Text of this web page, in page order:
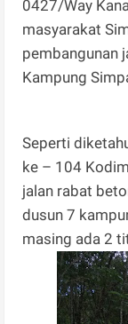
0427/Way
masyarakat
pembangunan
Kampung
Seperti
ke – 104
jalan rabat
dusun 7
masing ada 2